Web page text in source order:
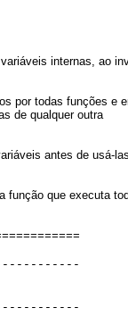
internas, ao
por todas funções e
de qualquer outra
antes de usá-
função que executa